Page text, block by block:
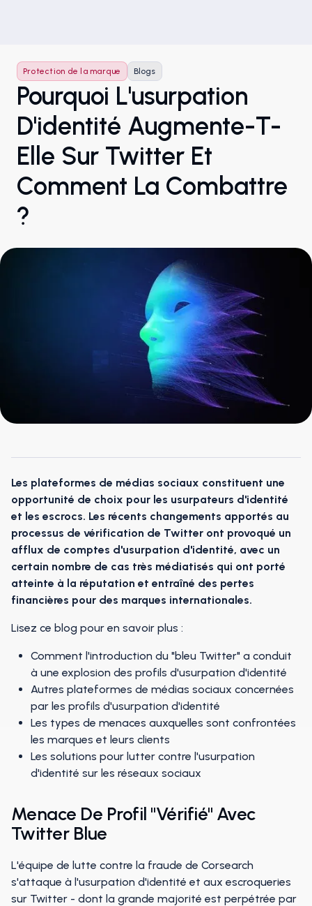
Protection de la marque Blogs
Pourquoi L'usurpation
D'identité Augmente-T-
Elle Sur Twitter Et
Comment La Combattre
?
Les plateformes de médias sociaux constituent une
opportunité de choix pour les usurpateurs d'identité
et les escrocs. Les récents changements apportés au
processus de vérification de Twitter ont provoqué un
afflux de comptes d'usurpation d'identité, avec un
certain nombre de cas très médiatisés qui ont porté
atteinte à la réputation et entraîné des pertes
financières pour des marques internationales.
Lisez ce blog pour en savoir plus :
Comment l'introduction du "bleu Twitter" a conduit
à une explosion des profils d'usurpation d'identité
Autres plateformes de médias sociaux concernées
par les profils d'usurpation d'identité
Les types de menaces auxquelles sont confrontées
les marques et leurs clients
Les solutions pour lutter contre l'usurpation
d'identité sur les réseaux sociaux
Menace De Profil "vérifié" Avec
Twitter Blue
L'équipe de lutte contre la fraude de Corsearch
s'attaque à l'usurpation d'identité et aux escroqueries
sur Twitter - dont la grande majorité est perpétrée par